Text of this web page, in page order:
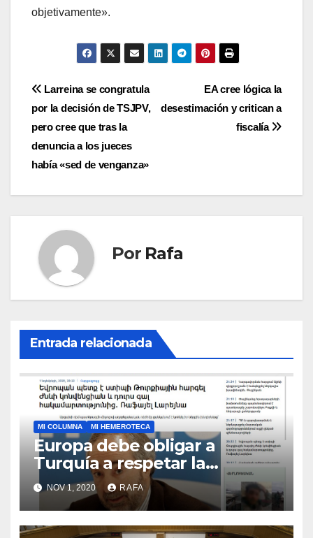
objetivamente».
Navegación
de
entradas
EA cree lógica la
desestimación y critican a
fiscalí­a
Larreina se congratula
por la decisión de TSJPV,
pero cree que tras la
denuncia a los jueces
habí­a «sed de venganza»
Por Rafa
Entrada relacionada
MI COLUMNA MI HEMEROTECA
Europa debe obligar a
Turquí­a a respetar la
Convención de la ONU y
retirarse del conflicto.
NOV 1, 2020 RAFA